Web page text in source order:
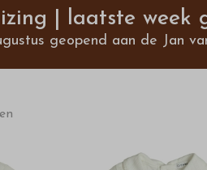
| laatste week
geopend aan de Jan